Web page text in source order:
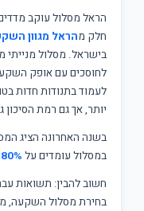
חלק מהראל מגוון
בישראל. מסלול מנייתי
לעמוד בתנודות חדות
יותר, אך גם רמת הסיכון
בשנה האחרונה הציג
במסלול עומדים על
חשוב להבין: תשואות
בחירת מסלול השקעה,